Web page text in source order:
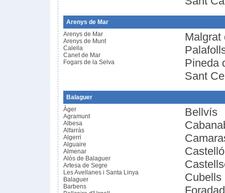
Arenys de Mar
Arenys de Mar
Arenys de Munt
Calella
Canet de Mar
Fogars de la Selva
Malgrat
Pineda
Sant
Balaguer
Àger
Agramunt
Albesa
Alfarràs
Algerri
Alguaire
Almenar
Alòs de Balaguer
Artesa de Segre
Les Avellanes i Santa Linya
Balaguer
Barbens
Bellvís
Cubells